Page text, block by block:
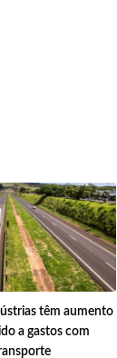
têm aumento
a gastos com